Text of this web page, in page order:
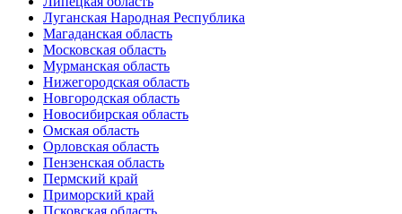
Луганская Народная Республика
Магаданская область
Московская область
Мурманская область
Нижегородская область
Новгородская область
Новосибирская область
Омская область
Орловская область
Пензенская область
Пермский край
Приморский край
Псковская область